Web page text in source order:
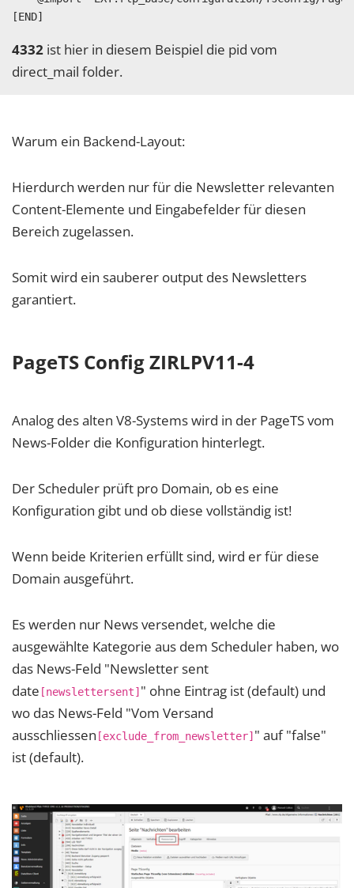
4332 ist hier in diesem Beispiel die pid vom
direct_mail folder.
Warum ein Backend-Layout:
Hierdurch werden nur für die Newsletter relevanten
Content-Elemente und Eingabefelder für diesen
Bereich zugelassen.
Somit wird ein sauberer output des Newsletters
garantiert.
PageTS Config ZIRLPV11-4
Analog des alten V8-Systems wird in der PageTS vom
News-Folder die Konfiguration hinterlegt.
Der Scheduler prüft pro Domain, ob es eine
Konfiguration gibt und ob diese vollständig ist!
Wenn beide Kriterien erfüllt sind, wird er für diese
Domain ausgeführt.
Es werden nur News versendet, welche die
ausgewählte Kategorie aus dem Scheduler haben, wo
das News-Feld "Newsletter sent
date [newslettersent] " ohne Eintrag ist (default) und
wo das News-Feld "Vom Versand
ausschliessen [exclude_from_newsletter] " auf "false"
ist (default).